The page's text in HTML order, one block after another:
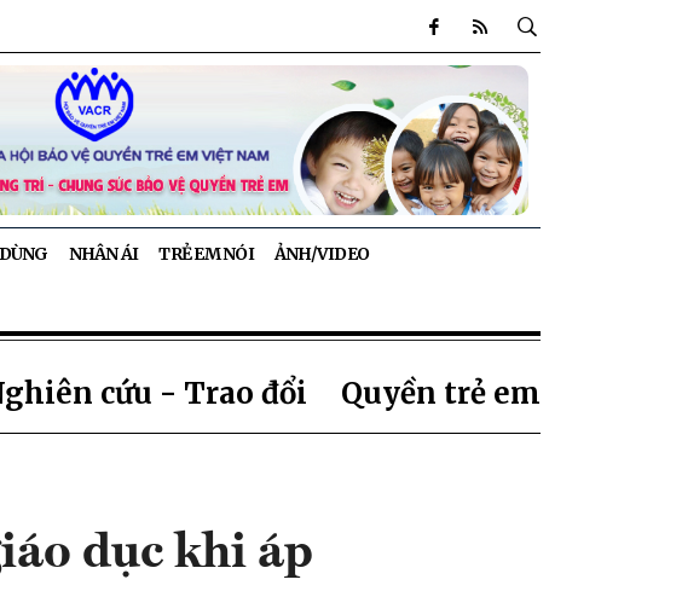
NHÂN ÁI TRẺ EM NÓI ẢNH/VIDEO
cứu - Trao đổi Quyền trẻ em
dục khi áp